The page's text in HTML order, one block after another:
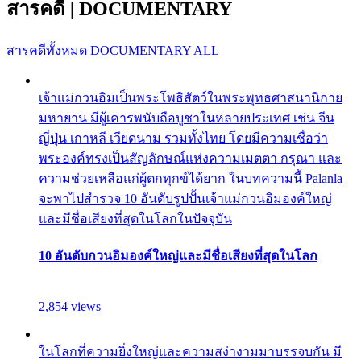
สารคดี | DOCUMENTARY
สารคดีทั้งหมด DOCUMENTARY ALL
เจ้าแม่กวนอิมเป็นพระโพธิสัตว์ในพระพุทธศาสนานิกาย
มหายาน มีผู้เคารพนับถือบูชาในหลายประเทศ เช่น จีน
ญี่ปุ่น เกาหลี เวียดนาม รวมทั้งไทย โดยมีความเชื่อว่า
พระองค์ทรงเป็นสัญลักษณ์แห่งความเมตตา กรุณา และ
ความช่วยเหลือแก่ผู้ตกทุกข์ได้ยาก ในบทความนี้ Palanla
จะพาไปสำรวจ 10 อันดับรูปปั้นเจ้าแม่กวนอิมองค์ใหญ่
และมีชื่อเสียงที่สุดในโลกในปัจจุบัน
10 อันดับกวนอิมองค์ใหญ่และมีชื่อเสียงที่สุดในโลก
2,854 views
ในโลกที่ความยิ่งใหญ่และความสง่างามมาบรรจบกัน มี